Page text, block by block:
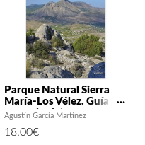
Parque Natural Sierra
María-Los Vélez. Guía del
excursionista
Agustín García Martínez
18.00€